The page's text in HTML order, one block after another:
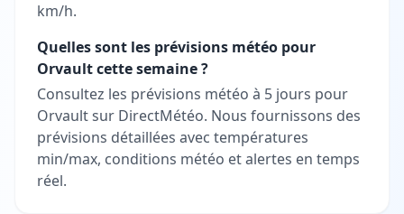
km/h.
Quelles sont les prévisions météo pour
Orvault cette semaine ?
Consultez les prévisions météo à 5 jours pour
Orvault sur DirectMétéo. Nous fournissons des
prévisions détaillées avec températures
min/max, conditions météo et alertes en temps
réel.